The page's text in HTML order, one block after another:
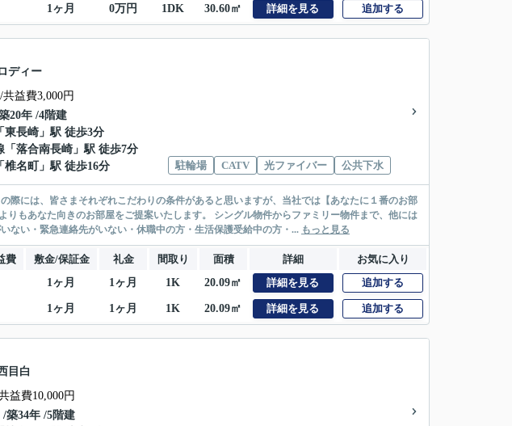
1ヶ月 0万円 1DK 30.60㎡ 詳細を見る 追加する
ディー
益費3,000円
20年 /4階建
「 東長崎 」駅 徒歩3分
「 落合南長崎 」駅 徒歩7分
「 椎名町 」駅 徒歩16分 駐輪場 CATV 光ファイバー 公共下水
ご提案いたします。 シングル物件からファミリー物件まで、他には
豊富にご紹介しております。 保証人がいない・緊急連絡先がいない・休職中の方・生活保護受給中の方・... もっと見る
費 敷金/保証金 礼金 間取り 面積 詳細
お気に入り
1ヶ月 1ヶ月 1K 20.09㎡ 詳細を見る 追加する
1ヶ月 1ヶ月 1K 20.09㎡ 詳細を見る 追加する
目白
益費10,000円
築34年 /5階建